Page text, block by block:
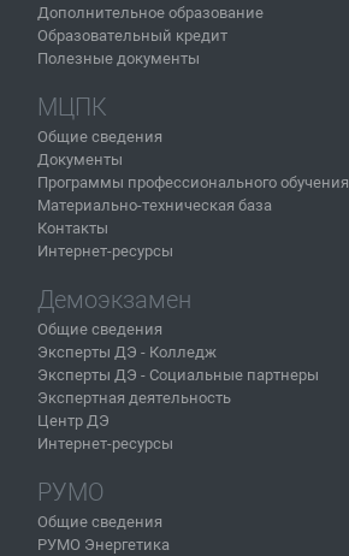
Дополнительное образование
Образовательный кредит
Полезные документы
МЦПК
Общие сведения
Документы
Программы профессионального обучения
Материально-техническая база
Контакты
Интернет-ресурсы
Демоэкзамен
Общие сведения
Эксперты ДЭ - Колледж
Эксперты ДЭ - Социальные партнеры
Экспертная деятельность
Центр ДЭ
Интернет-ресурсы
РУМО
Общие сведения
РУМО Энергетика